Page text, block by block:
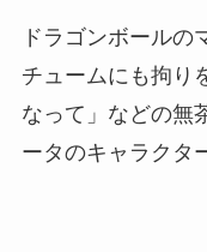
ドラゴンボールの
チュームにも拘り
なって」などの無
ータのキャラクタ